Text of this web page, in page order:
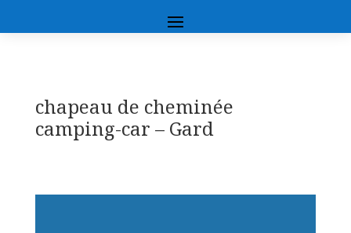
chapeau de cheminée
camping-car – Gard